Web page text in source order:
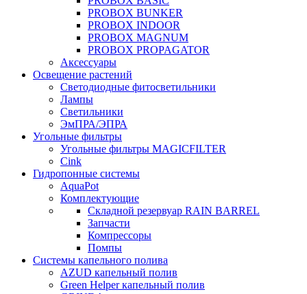
PROBOX BUNKER
PROBOX INDOOR
PROBOX MAGNUM
PROBOX PROPAGATOR
Аксессуары
Освещение растений
Светодиодные фитосветильники
Лампы
Светильники
ЭмПРА/ЭПРА
Угольные фильтры
Угольные фильтры MAGICFILTER
Cink
Гидропонные системы
AquaPot
Комплектующие
Складной резервуар RAIN BARREL
Запчасти
Компрессоры
Помпы
Системы капельного полива
AZUD капельный полив
Green Helper капельный полив